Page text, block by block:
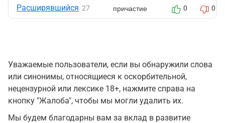
Расширявшийся 27 причастие 0 0
Уважаемые пользователи, если вы обнаружили слова
или синонимы, относящиеся к оскорбительной,
нецензурной или лексике 18+, нажмите справа на
кнопку "Жалоба", чтобы мы могли удалить их.
Мы будем благодарны вам за вклад в развитие